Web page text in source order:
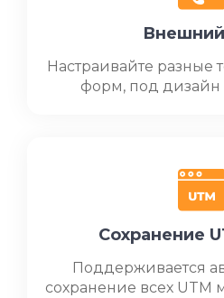
Настраивайте
форм, под дизайн
Сохранение
Поддерживается
сохранение всех UTM